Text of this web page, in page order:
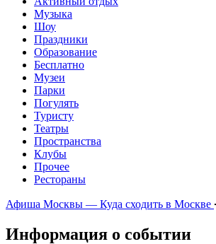
Музыка
Шоу
Праздники
Образование
Бесплатно
Музеи
Парки
Погулять
Туристу
Театры
Пространства
Клубы
Прочее
Рестораны
Афиша Москвы — Куда сходить в Москве
Информация о событии